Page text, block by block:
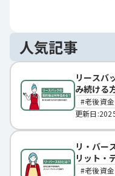
人気記事
リースバ
み続ける
老後資
更新日
リ・バー
リット・
老後資